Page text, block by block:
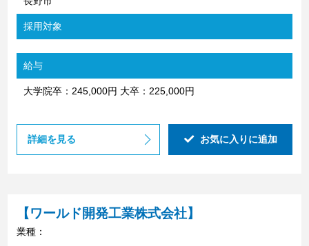
採用対象
給与
大学院卒：245,000円 大卒：225,000円
詳細を見る お気に入りに追加
【ワールド開発工業株式会社】
業種：